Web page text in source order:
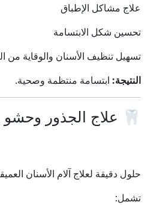
علاج مشاكل الإطباق
تحسين شكل الابتسامة
تسهيل تنظيف الأسنان والوقاية من
النتيجة: ابتسامة منتظمة وصحية.
🦷 علاج الجذور
حلول دقيقة لعلاج آلام الأسنان
تشمل: